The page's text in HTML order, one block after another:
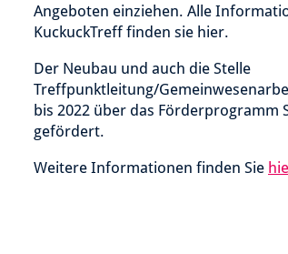
Angeboten einziehen. Alle
KuckuckTreff finden sie hier.​
Der Neubau und auch die Stelle
Treffpunktleitung/
bis 2022 über das
gefördert.
Weitere Informationen finden Sie